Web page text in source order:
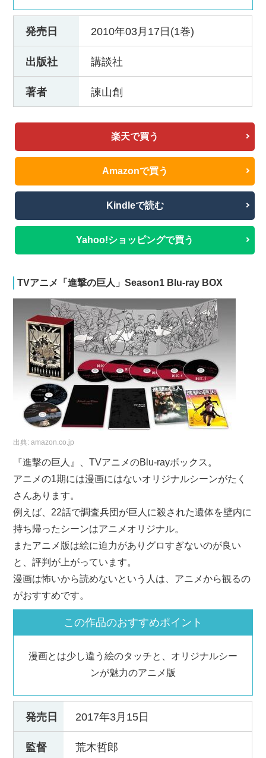
発売日 2010年03月17日(1巻)
出版社 講談社
著者 諫山創
楽天で買う
Amazonで買う
Kindleで読む
Yahoo!ショッピングで買う
TVアニメ「進撃の巨人」Season1 Blu-ray BOX
出典:amazon.co.jp
『進撃の巨人』、TVアニメのBlu-rayボックス。
アニメの1期には漫画にはないオリジナルシーンがたく
さんあります。
例えば、22話で調査兵団が巨人に殺された遺体を壁内に
持ち帰ったシーンはアニメオリジナル。
またアニメ版は絵に迫力がありグロすぎないのが良い
と、評判が上がっています。
漫画は怖いから読めないという人は、アニメから観るの
がおすすめです。
この作品のおすすめポイント
漫画とは少し違う絵のタッチと、オリジナルシー
ンが魅力のアニメ版
発売日 2017年3月15日
監督 荒木哲郎